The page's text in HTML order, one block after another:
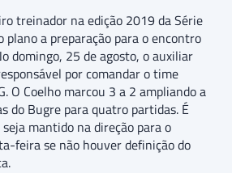
treinador na edição 2019 da Série
plano a preparação para o encontro
domingo, 25 de agosto, o auxiliar
por comandar o time
O Coelho marcou 3 a 2 ampliando a
do Bugre para quatro partidas. É
mantido na direção para o
feira se não houver definição do